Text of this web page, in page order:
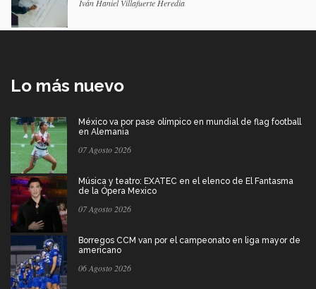
Iván Haniel Villafuerte Heredia
Lo más nuevo
México va por pase olímpico en mundial de flag football
en Alemania
07 Agosto 2026
Música y teatro: EXATEC en el elenco de El Fantasma
de la Ópera Mexico
07 Agosto 2026
Borregos CCM van por el campeonato en liga mayor de
americano
06 Agosto 2026